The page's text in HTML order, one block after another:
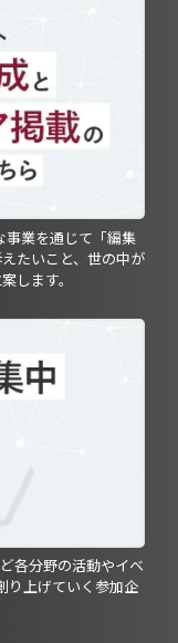
事業を通じて「編集
たいこと、世の中が
します。
各分野の活動やイベ
り上げていく参加企